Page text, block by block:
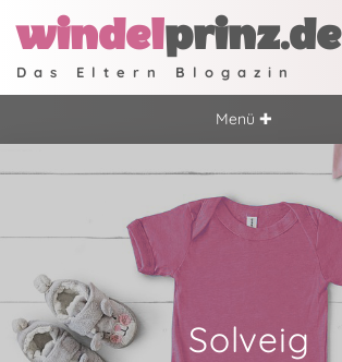
windelprinz.de
Das Eltern Blogazin
Menü ✚
Solveig